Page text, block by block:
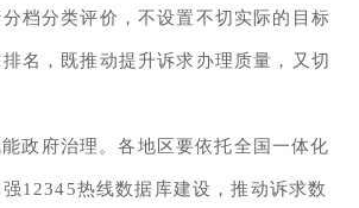
档分类评价，不设置不切实际的目标
名，既推动提升诉求办理质量，又切
能政府治理。各地区要依托全国一体化
12345热线数据库建设，推动诉求数